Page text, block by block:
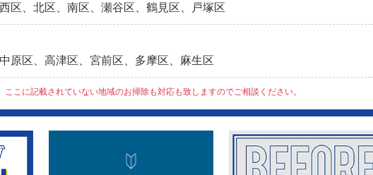
区、北区、南区、瀬谷区、鶴見区、戸塚区
原区、高津区、宮前区、多摩区、麻生区
こに記載されていない地域のお掃除も対応も致しますのでご相談ください。